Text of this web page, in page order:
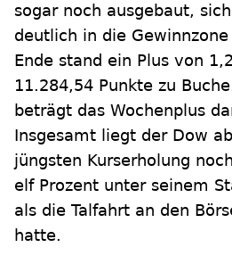
sogar noch ausgebaut,
deutlich in die
Ende stand ein Plus von
11.284,54 Punkte zu
beträgt das Wochenplus
Insgesamt liegt der Dow
jüngsten Kurserholung
elf Prozent unter seinem
als die Talfahrt an den
hatte.